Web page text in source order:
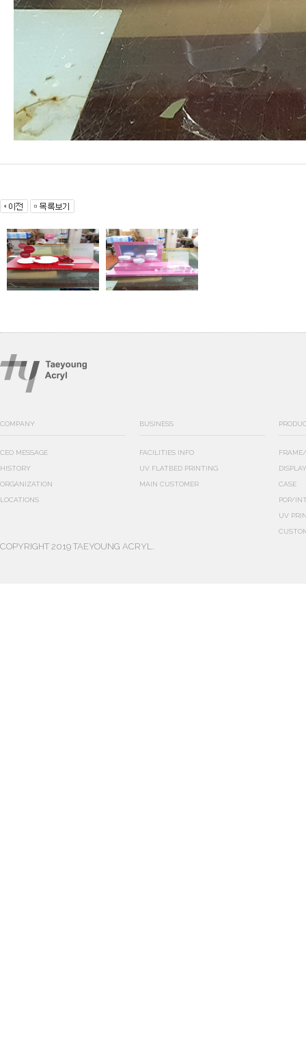
COMPANY
CEO MESSAGE
HISTORY
ORGANIZATION
LOCATIONS
BUSINESS
FACILITIES INFO
UV FLATBED PRINTING
MAIN CUSTOMER CASE
POP/
UV
COPYRIGHT 2019 TAEYOUNG ACRYL.